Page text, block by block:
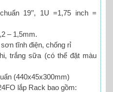
19’’, 1U =1,75 inch =
– 1,5mm.
tĩnh điện, chống rỉ
trắng sữa (có thể đặt màu
(440x45x300mm)
lắp Rack bao gồm: